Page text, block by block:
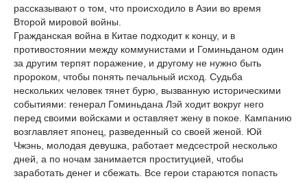
рассказывают о том, что происходило в Азии во время
Второй мировой войны.
Гражданская война в Китае подходит к концу, и в
противостоянии между коммунистами и Гоминьданом один
за другим терпят поражение, и другому не нужно быть
пророком, чтобы понять печальный исход. Судьба
нескольких человек тянет бурю, вызванную историческими
событиями: генерал Гоминьдана Лэй ходит вокруг него
перед своими войсками и оставляет жену в покое. Кампанию
возглавляет японец, разведенный со своей женой. Юй
Чжэнь, молодая девушка, работает медсестрой несколько
дней, а по ночам занимается проституцией, чтобы
заработать денег и сбежать. Все герои стараются попасть